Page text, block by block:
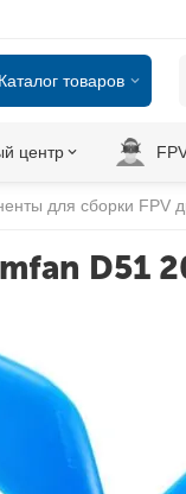
Каталог товаров
центр
для сборки FPV
D51